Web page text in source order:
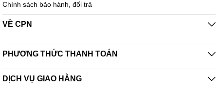
Chính sách bảo hành, đổi trả
VỀ CPN
PHƯƠNG THỨC THANH TOÁN
DỊCH VỤ GIAO HÀNG